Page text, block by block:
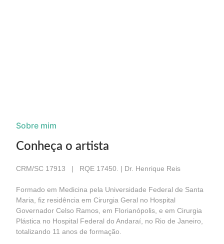
Sobre mim
Conheça o artista
CRM/SC 17913 | RQE 17450. | Dr. Henrique Reis
Formado em Medicina pela Universidade Federal de Santa
Maria, fiz residência em Cirurgia Geral no Hospital
Governador Celso Ramos, em Florianópolis, e em Cirurgia
Plástica no Hospital Federal do Andaraí, no Rio de Janeiro,
totalizando 11 anos de formação.